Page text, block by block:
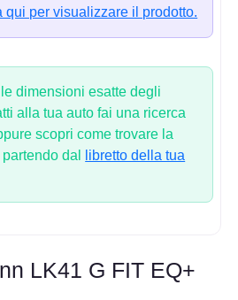
qui per visualizzare il prodotto.
dimensioni esatte degli
alla tua auto fai una ricerca
scopri come trovare la
dal
libretto della tua
LK41 G FIT EQ+